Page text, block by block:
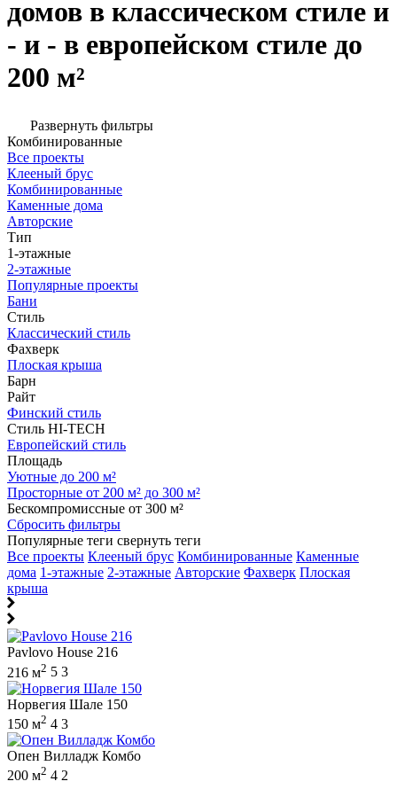
домов в классическом стиле и
- и - в европейском стиле до
200 м²
Развернуть фильтры
Комбинированные
Все проекты
Клееный брус
Комбинированные
Каменные дома
Авторские
Тип
1-этажные
2-этажные
Популярные проекты
Бани
Стиль
Классический стиль
Фахверк
Плоская крыша
Барн
Райт
Финский стиль
Стиль HI-TECH
Европейский стиль
Площадь
Уютные до 200 м²
Просторные от 200 м² до 300 м²
Бескомпромиссные от 300 м²
Сбросить фильтры
Популярные теги свернуть теги
Все проекты Клееный брус Комбинированные Каменные
дома 1-этажные 2-этажные Авторские Фахверк Плоская
крыша
Pavlovo House 216
216 м2 5 3
Норвегия Шале 150
150 м2 4 3
Опен Вилладж Комбо
200 м2 4 2